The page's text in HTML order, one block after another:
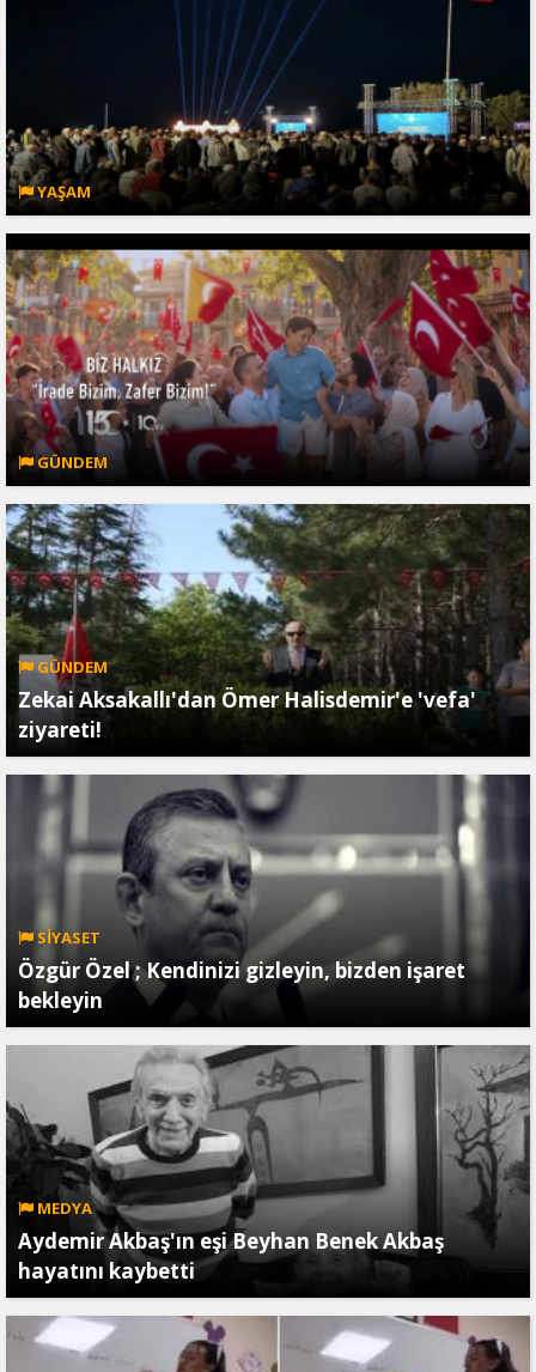
YAŞAM
GÜNDEM
GÜNDEM
Zekai Aksakallı'dan Ömer Halisdemir'e 'vefa'
ziyareti!
SİYASET
Özgür Özel ; Kendinizi gizleyin, bizden işaret
bekleyin
MEDYA
Aydemir Akbaş'ın eşi Beyhan Benek Akbaş
hayatını kaybetti